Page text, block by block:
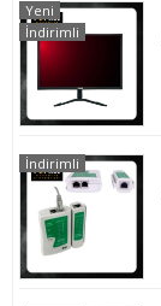
Yeni
İndirimli
İndirimli